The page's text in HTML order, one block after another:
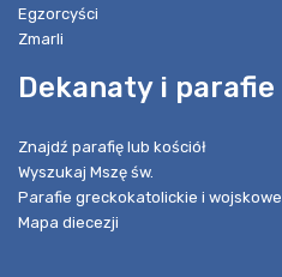
Egzorcyści
Zmarli
Dekanaty i parafie
Znajdź parafię lub kościół
Wyszukaj Mszę św.
Parafie greckokatolickie i wojskowe
Mapa diecezji